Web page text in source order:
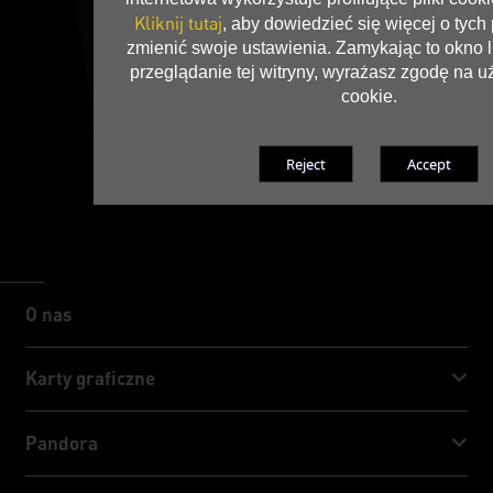
Kliknij tutaj, aby dowiedzieć się więcej o tych
zmienić swoje ustawienia. Zamykając to okno
przeglądanie tej witryny, wyrażasz zgodę na
cookie.
O nas
O nas
Karty graficzne
GeForce RTX™ 40 Series
Pandora